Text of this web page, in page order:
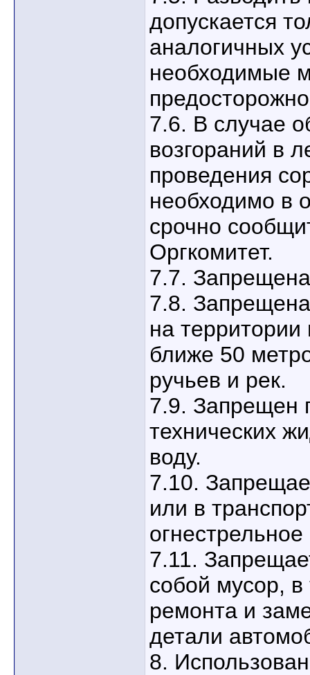
допускается
аналогичных
необходимые
7.6. В случае
возгораний в
проведения
необходимо в
срочно
Оргкомитет.
7.7.
7.8.
на
ближе 50
ручьев и рек.
7.9. Запрещен
технических
воду.
7.10.
или в
7.11.
собой мусор,
ремонта и
детали
8.